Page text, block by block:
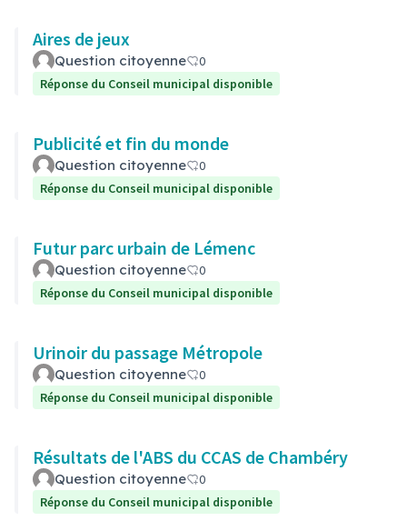
Aires de jeux
Question citoyenne
0
Réponse du Conseil municipal disponible
Publicité et fin du monde
Question citoyenne
0
Réponse du Conseil municipal disponible
Futur parc urbain de Lémenc
Question citoyenne
0
Réponse du Conseil municipal disponible
Urinoir du passage Métropole
Question citoyenne
0
Réponse du Conseil municipal disponible
Résultats de l'ABS du CCAS de Chambéry
Question citoyenne
0
Réponse du Conseil municipal disponible